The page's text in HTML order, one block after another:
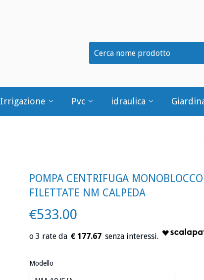
Irrigazione Pvc idraulica
POMPA CENTRIFUGA
FILETTATE NM CALPEDA
€533.00
€ 177.67
Modello